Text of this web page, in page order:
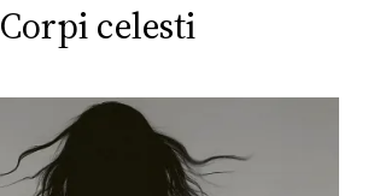
Corpi celesti